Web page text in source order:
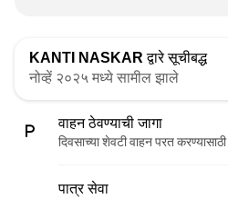
KANTI NASKAR द्वारे सूचीबद्ध
नोव्हें २०२५ मध्ये सामील झाले
वाहन ठेवण्याची जागा
दिवसाच्या शेवटी वाहन परत
पात्र सेवा